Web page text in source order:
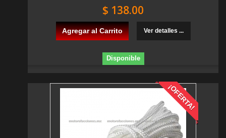
$ 138.00
Agregar al Carrito Ver detalles ...
Disponible
¡OFERTA!